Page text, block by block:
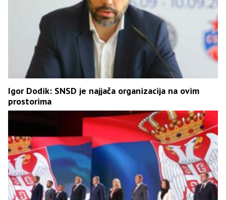
Igor Dodik: SNSD je najjača organizacija na ovim
prostorima